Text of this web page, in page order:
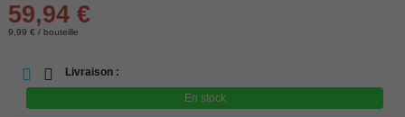
59,94 €
9,99 € / bouteille
Livraison :
En stock